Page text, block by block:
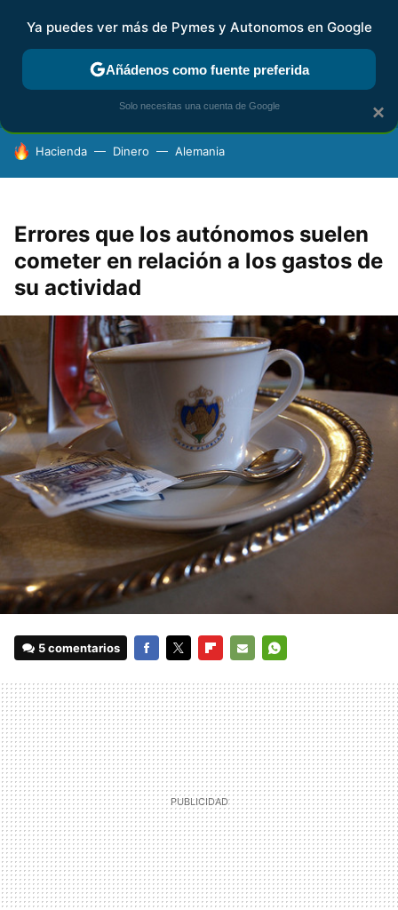
FISCALIDAD Y CONTABILIDAD KIT DIGITAL RENTA
HOY SE HABLA DE
Hacienda Dinero Alemania
Errores que los autónomos suelen
cometer en relación a los gastos de
su actividad
5 comentarios
MAIL
×
Ya puedes ver más de Pymes y Autonomos en Google
Añádenos como fuente preferida
Solo necesitas una cuenta de Google